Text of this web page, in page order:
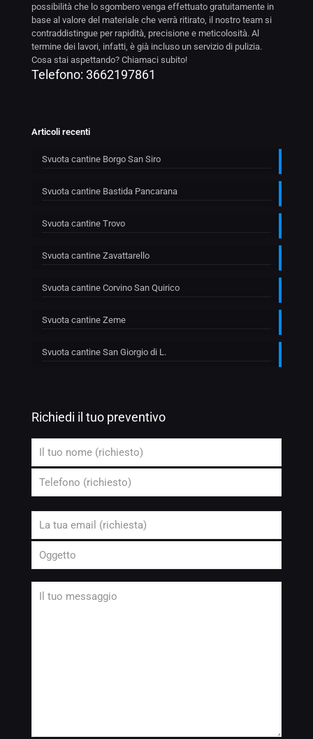
possibilità che lo sgombero venga effettuato gratuitamente in
base al valore del materiale che verrà ritirato, il nostro team si
contraddistingue per rapidità, precisione e meticolosità. Al
termine dei lavori, infatti, è già incluso un servizio di pulizia.
Cosa stai aspettando? Chiamaci subito!
Telefono: 3662197861
Articoli recenti
Svuota cantine Borgo San Siro
Svuota cantine Bastida Pancarana
Svuota cantine Trovo
Svuota cantine Zavattarello
Svuota cantine Corvino San Quirico
Svuota cantine Zeme
Svuota cantine San Giorgio di L.
Richiedi il tuo preventivo